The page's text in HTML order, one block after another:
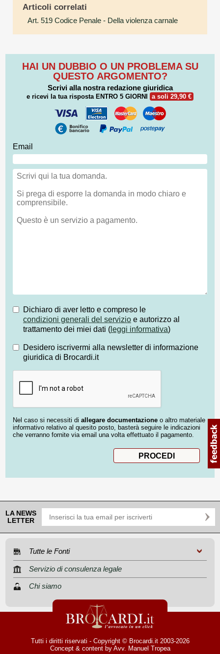
Articoli correlati
Art. 519 Codice Penale - Della violenza carnale
HAI UN DUBBIO O UN PROBLEMA SU
QUESTO ARGOMENTO?
Scrivi alla nostra redazione giuridica
e ricevi la tua risposta ENTRO 5 GIORNI a soli 29,90 €
Email
Dichiaro di aver letto e compreso le
condizioni generali del servizio e autorizzo al
trattamento dei miei dati ( leggi informativa)
Desidero iscrivermi alla newsletter di informazione
giuridica di Brocardi.it
Nel caso si necessiti di allegare documentazione o altro materiale
informativo relativo al quesito posto, basterà seguire le indicazioni
che verranno fornite via email una volta effettuato il pagamento.
LA NEWS
LETTER
Tutte le Fonti
Servizio di consulenza legale
Chi siamo
Tutti i diritti riservati - Copyright © Brocardi.it 2003-2026
Concept & content by Avv. Manuel Tropea